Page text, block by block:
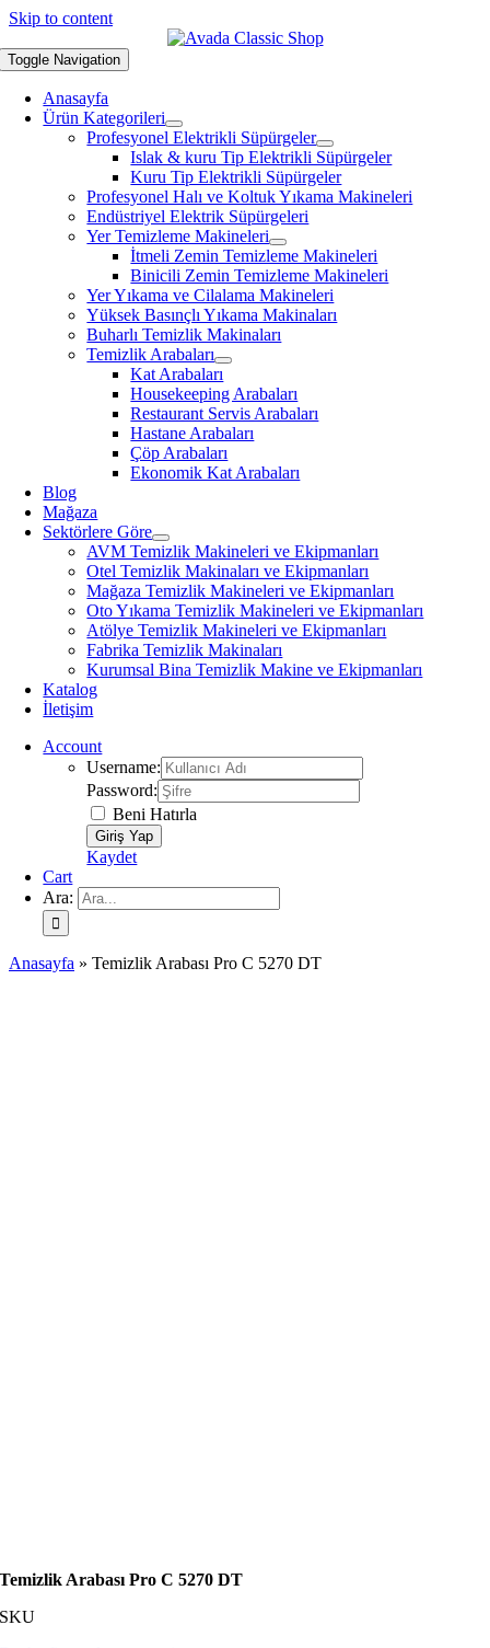
Skip to content
Toggle Navigation
Anasayfa
Ürün Kategorileri
Profesyonel Elektrikli Süpürgeler
Islak & kuru Tip Elektrikli Süpürgeler
Kuru Tip Elektrikli Süpürgeler
Profesyonel Halı ve Koltuk Yıkama Makineleri
Endüstriyel Elektrik Süpürgeleri
Yer Temizleme Makineleri
İtmeli Zemin Temizleme Makineleri
Binicili Zemin Temizleme Makineleri
Yer Yıkama ve Cilalama Makineleri
Yüksek Basınçlı Yıkama Makinaları
Buharlı Temizlik Makinaları
Temizlik Arabaları
Kat Arabaları
Housekeeping Arabaları
Restaurant Servis Arabaları
Hastane Arabaları
Çöp Arabaları
Ekonomik Kat Arabaları
Blog
Mağaza
Sektörlere Göre
AVM Temizlik Makineleri ve Ekipmanları
Otel Temizlik Makinaları ve Ekipmanları
Mağaza Temizlik Makineleri ve Ekipmanları
Oto Yıkama Temizlik Makineleri ve Ekipmanları
Atölye Temizlik Makineleri ve Ekipmanları
Fabrika Temizlik Makinaları
Kurumsal Bina Temizlik Makine ve Ekipmanları
Katalog
İletişim
Account
Username:
Password:
Beni Hatırla
Kaydet
Cart
Ara:
Anasayfa » Temizlik Arabası Pro C 5270 DT
Temizlik Arabası Pro C 5270 DT
SKU